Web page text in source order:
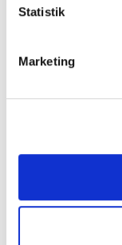
Statistik
Marketing
Vil du helst bruge
tidspunkt vil du
billeder. Inden vi